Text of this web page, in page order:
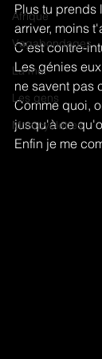
Afrique
Vagabondages
La mer
Les gens
Motocyclettes
Plus tu prends
arriver, moins
C’est contre-
Les génies
ne savent pas
Comme quoi,
jusqu'à ce
Enfin je me